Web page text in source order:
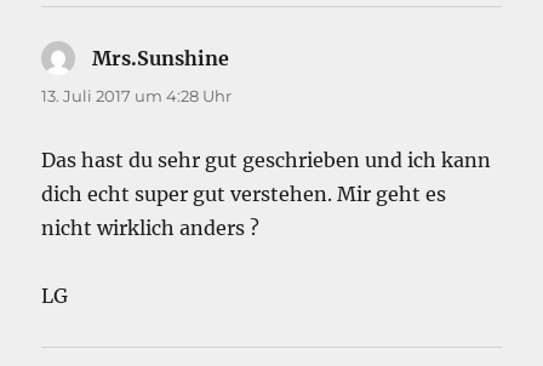
Mrs.Sunshine
13. Juli 2017 um 4:28 Uhr
Das hast du sehr gut geschrieben und ich kann
dich echt super gut verstehen. Mir geht es
nicht wirklich anders ?
LG